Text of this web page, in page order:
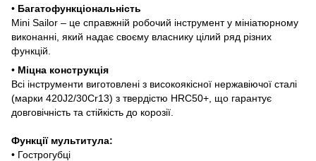
• Багатофункціональність
Mini Sailor – це справжній робочий інструмент у мініатюрному
виконанні, який надає своєму власнику цілий ряд різних
функцій.
• Міцна конструкція
Всі інструменти виготовлені з високоякісної нержавіючої сталі
(марки 420J2/30Cr13) з твердістю HRC50+, що гарантує
довговічність та стійкість до корозії.
Функції мультитула:
• Гострогубці